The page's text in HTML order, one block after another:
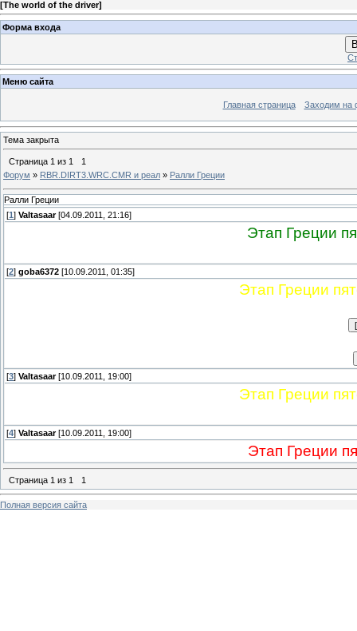
[The world of the driver]
Форма входа
Меню сайта
Главная страница Заходим на
Тема закрыта
Страница 1 из 1
1
Форум » RBR.DIRT3.WRC.CMR и реал » Ралли Греции
Ралли Греции
[1 ] Valtasaar[04.09.2011, 21:16]
Этап Греции
[2] goba6372 [10.09.2011, 01:35]
Этап Греции
[3] Valtasaar[10.09.2011, 19:00]
Этап Греции
[4] Valtasaar[10.09.2011, 19:00]
Этап Греции
Страница 1 из 1 1
Полная версия сайта